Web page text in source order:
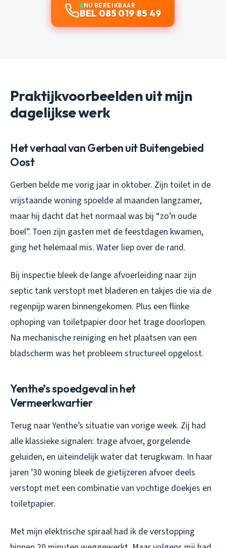
NU BEREIKBAAR
BEL 085 019 85 49
Praktijkvoorbeelden uit mijn
dagelijkse werk
Het verhaal van Gerben uit Buitengebied
Oost
Gerben belde me vorig jaar in oktober. Zijn toilet in de
vrijstaande woning spoelde al maanden langzamer,
maar hij dacht dat het normaal was bij “zo’n oude
boel”. Toen zijn gasten met de feestdagen kwamen,
ging het helemaal mis. Water liep over de rand.
Bij inspectie bleek de lange afvoerleiding naar zijn
septic tank verstopt met bladeren en takjes die via de
regenpijp waren binnengekomen. Plus een flinke
ophoping van toiletpapier door het trage doorlopen.
Na mechanische reiniging en het plaatsen van een
bladscherm was het probleem structureel opgelost.
Yenthe’s spoedgeval in het
Vermeerkwartier
Terug naar Yenthe’s situatie van vorige week. Zij had
alle klassieke signalen: trage afvoer, gorgelende
geluiden, en uiteindelijk water dat terugkwam. In haar
jaren ’30 woning bleek de gietijzeren afvoer deels
verstopt met een combinatie van vochtige doekjes en
toiletpapier.
Met mijn elektrische spiraal had ik de verstopping